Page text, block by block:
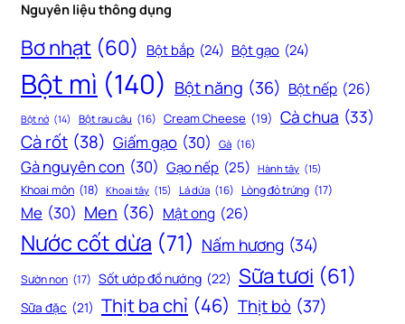
Nguyên liệu thông dụng
Bơ nhạt (60) Bột bắp (24) Bột gạo (24)
Bột mì (140) Bột năng (36) Bột nếp (26)
Bột nở (14) Bột rau câu (16) Cream Cheese (19) Cà chua (33)
Cà rốt (38) Giấm gạo (30) Gà (16)
Gà nguyên con (30) Gạo nếp (25) Hành tây (15)
Khoai môn (18) Khoai tây (15) Lá dứa (16) Lòng đỏ trứng (17)
Me (30) Men (36) Mật ong (26)
Nước cốt dừa (71) Nấm hương (34)
Sườn non (17) Sốt ướp đồ nướng (22) Sữa tươi (61)
Sữa đặc (21) Thịt ba chỉ (46) Thịt bò (37)